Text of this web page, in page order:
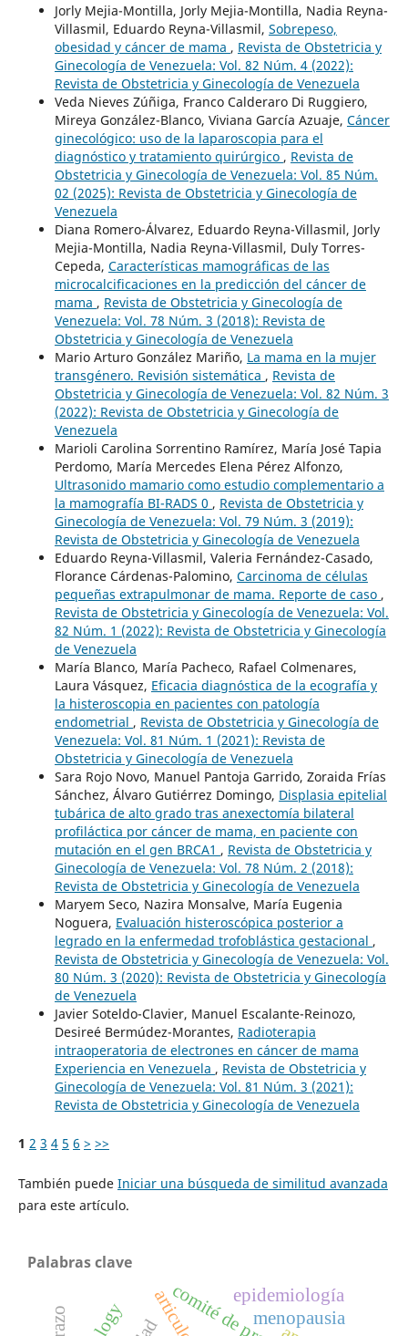
Jorly Mejia-Montilla, Jorly Mejia-Montilla, Nadia Reyna-
Villasmil, Eduardo Reyna-Villasmil, Sobrepeso,
obesidad y cáncer de mama , Revista de Obstetricia y
Ginecología de Venezuela: Vol. 82 Núm. 4 (2022):
Revista de Obstetricia y Ginecología de Venezuela
Veda Nieves Zúñiga, Franco Calderaro Di Ruggiero,
Mireya González-Blanco, Viviana García Azuaje, Cáncer
ginecológico: uso de la laparoscopia para el
diagnóstico y tratamiento quirúrgico , Revista de
Obstetricia y Ginecología de Venezuela: Vol. 85 Núm.
02 (2025): Revista de Obstetricia y Ginecología de
Venezuela
Diana Romero-Álvarez, Eduardo Reyna-Villasmil, Jorly
Mejia-Montilla, Nadia Reyna-Villasmil, Duly Torres-
Cepeda, Características mamográficas de las
microcalcificaciones en la predicción del cáncer de
mama , Revista de Obstetricia y Ginecología de
Venezuela: Vol. 78 Núm. 3 (2018): Revista de
Obstetricia y Ginecología de Venezuela
Mario Arturo González Mariño, La mama en la mujer
transgénero. Revisión sistemática , Revista de
Obstetricia y Ginecología de Venezuela: Vol. 82 Núm. 3
(2022): Revista de Obstetricia y Ginecología de
Venezuela
Marioli Carolina Sorrentino Ramírez, María José Tapia
Perdomo, María Mercedes Elena Pérez Alfonzo,
Ultrasonido mamario como estudio complementario a
la mamografía BI-RADS 0 , Revista de Obstetricia y
Ginecología de Venezuela: Vol. 79 Núm. 3 (2019):
Revista de Obstetricia y Ginecología de Venezuela
Eduardo Reyna-Villasmil, Valeria Fernández-Casado,
Florance Cárdenas-Palomino, Carcinoma de células
pequeñas extrapulmonar de mama. Reporte de caso ,
Revista de Obstetricia y Ginecología de Venezuela: Vol.
82 Núm. 1 (2022): Revista de Obstetricia y Ginecología
de Venezuela
María Blanco, María Pacheco, Rafael Colmenares,
Laura Vásquez, Eficacia diagnóstica de la ecografía y
la histeroscopia en pacientes con patología
endometrial , Revista de Obstetricia y Ginecología de
Venezuela: Vol. 81 Núm. 1 (2021): Revista de
Obstetricia y Ginecología de Venezuela
Sara Rojo Novo, Manuel Pantoja Garrido, Zoraida Frías
Sánchez, Álvaro Gutiérrez Domingo, Displasia epitelial
tubárica de alto grado tras anexectomía bilateral
profiláctica por cáncer de mama, en paciente con
mutación en el gen BRCA1 , Revista de Obstetricia y
Ginecología de Venezuela: Vol. 78 Núm. 2 (2018):
Revista de Obstetricia y Ginecología de Venezuela
Maryem Seco, Nazira Monsalve, María Eugenia
Noguera, Evaluación histeroscópica posterior a
legrado en la enfermedad trofoblástica gestacional ,
Revista de Obstetricia y Ginecología de Venezuela: Vol.
80 Núm. 3 (2020): Revista de Obstetricia y Ginecología
de Venezuela
Javier Soteldo-Clavier, Manuel Escalante-Reinozo,
Desireé Bermúdez-Morantes, Radioterapia
intraoperatoria de electrones en cáncer de mama
Experiencia en Venezuela , Revista de Obstetricia y
Ginecología de Venezuela: Vol. 81 Núm. 3 (2021):
Revista de Obstetricia y Ginecología de Venezuela
1 2 3 4 5 6 > >>
También puede Iniciar una búsqueda de similitud avanzada
para este artículo.
Palabras clave
menopausia
epidemiología